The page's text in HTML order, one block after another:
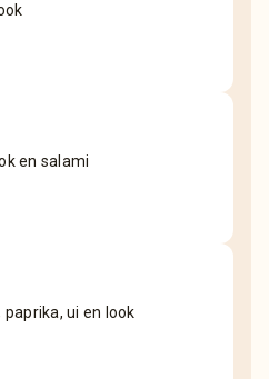
en salami
ui en look